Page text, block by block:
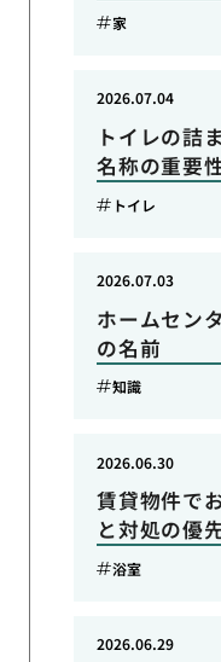
家
トイレの詰
名称の重要
2026.07.04
トイレ
ホームセン
の名前
2026.07.03
知識
賃貸物件で
と対処の優
2026.06.30
浴室
2026.06.29